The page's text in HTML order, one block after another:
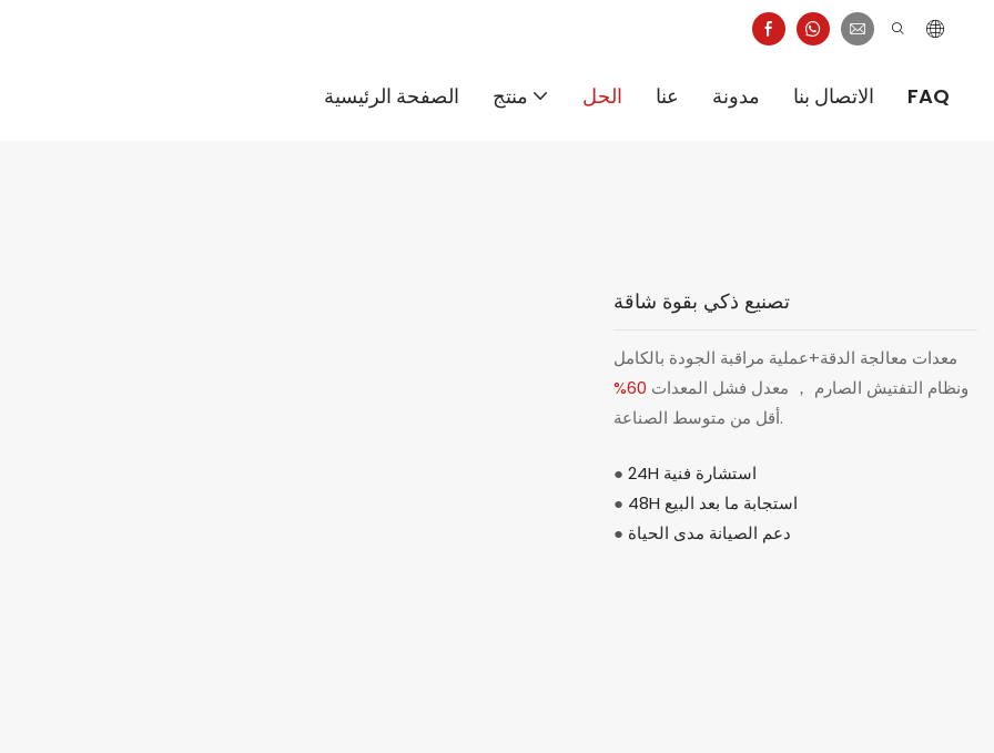
الصفحة الرئيسية منتج الحل عنا مدونة الاتصال بنا FAQ
تصنيع ذكي بقوة شاقة
معدات معالجة الدقة+عملية مراقبة الجودة بالكامل
ونظام التفتيش الصارم ， معدل فشل المعدات 60%
أقل من متوسط ​​الصناعة.
●
24H استشارة فنية
●
48H استجابة ما بعد البيع
● دعم الصيانة مدى الحياة